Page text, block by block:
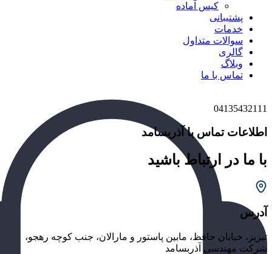
کیس آماده
پشتیبانی
خدمات
سوالات متداول
گالری
وبلاگ
تماس با ما
04135432111
اطلاعات تماس با آذربسامد
با ما در ارتباط باشید
آدرس
تبریز، خیابان حافظ، مابین پاستور و مارالان، جنب کوچه رهجو،
شرکت مهندسی آذربسامد